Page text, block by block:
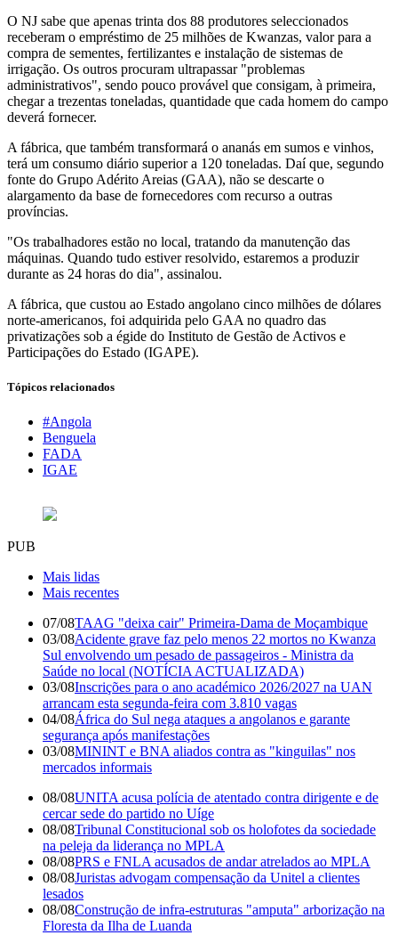
O NJ sabe que apenas trinta dos 88 produtores seleccionados
receberam o empréstimo de 25 milhões de Kwanzas, valor para a
compra de sementes, fertilizantes e instalação de sistemas de
irrigação. Os outros procuram ultrapassar "problemas
administrativos", sendo pouco provável que consigam, à primeira,
chegar a trezentas toneladas, quantidade que cada homem do campo
deverá fornecer.
A fábrica, que também transformará o ananás em sumos e vinhos,
terá um consumo diário superior a 120 toneladas. Daí que, segundo
fonte do Grupo Adérito Areias (GAA), não se descarte o
alargamento da base de fornecedores com recurso a outras
províncias.
"Os trabalhadores estão no local, tratando da manutenção das
máquinas. Quando tudo estiver resolvido, estaremos a produzir
durante as 24 horas do dia", assinalou.
A fábrica, que custou ao Estado angolano cinco milhões de dólares
norte-americanos, foi adquirida pelo GAA no quadro das
privatizações sob a égide do Instituto de Gestão de Activos e
Participações do Estado (IGAPE).
Tópicos relacionados
#Angola
Benguela
FADA
IGAE
PUB
Mais lidas
Mais recentes
07/08TAAG "deixa cair" Primeira-Dama de Moçambique
03/08Acidente grave faz pelo menos 22 mortos no Kwanza
Sul envolvendo um pesado de passageiros - Ministra da
Saúde no local (NOTÍCIA ACTUALIZADA)
03/08Inscrições para o ano académico 2026/2027 na UAN
arrancam esta segunda-feira com 3.810 vagas
04/08África do Sul nega ataques a angolanos e garante
segurança após manifestações
03/08MININT e BNA aliados contra as "kinguilas" nos
mercados informais
08/08UNITA acusa polícia de atentado contra dirigente e de
cercar sede do partido no Uíge
08/08Tribunal Constitucional sob os holofotes da sociedade
na peleja da liderança no MPLA
08/08PRS e FNLA acusados de andar atrelados ao MPLA
08/08Juristas advogam compensação da Unitel a clientes
lesados
08/08Construção de infra-estruturas "amputa" arborização na
Floresta da Ilha de Luanda